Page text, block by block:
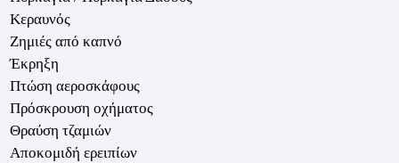
Κεραυνός
Ζημιές από καπνό
Έκρηξη
Πτώση αεροσκάφους
Πρόσκρουση οχήματος
Θραύση τζαμιών
Αποκομιδή ερειπίων